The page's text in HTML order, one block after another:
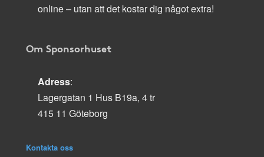
online – utan att det kostar dig något extra!
Om Sponsorhuset
Adress:
Lagergatan 1 Hus B19a, 4 tr
415 11 Göteborg
Kontakta oss